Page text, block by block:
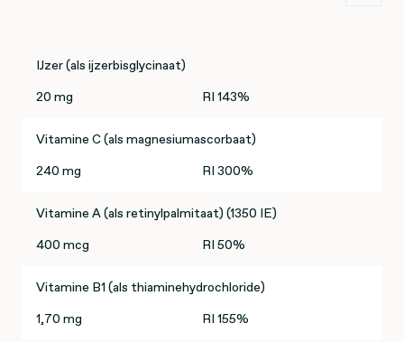
IJzer (als ijzerbisglycinaat)
20 mg
RI 143%
Vitamine C (als magnesiumascorbaat)
240 mg
RI 300%
Vitamine A (als retinylpalmitaat) (1350 IE)
400 mcg
RI 50%
Vitamine B1 (als thiaminehydrochloride)
1,70 mg
RI 155%